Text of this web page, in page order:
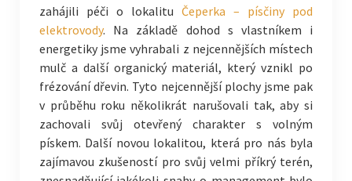
zahájili péči o lokalituČeperka – písčiny pod
elektrovody. Na základě dohod s vlastníkem i
energetiky jsme vyhrabali z nejcennějších místech
mulč a další organický materiál, který vznikl po
frézování dřevin. Tyto nejcennější plochy jsme pak
v průběhu roku několikrát narušovali tak, aby si
zachovali svůj otevřený charakter s volným
pískem. Další novou lokalitou, která pro nás byla
zajímavou zkušeností pro svůj velmi příkrý terén,